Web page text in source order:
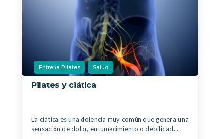
Entrena Pilates Salud
Pilates y ciática
La ciática es una dolencia muy común que genera una
sensación de dolor, entumecimiento o debilidad...